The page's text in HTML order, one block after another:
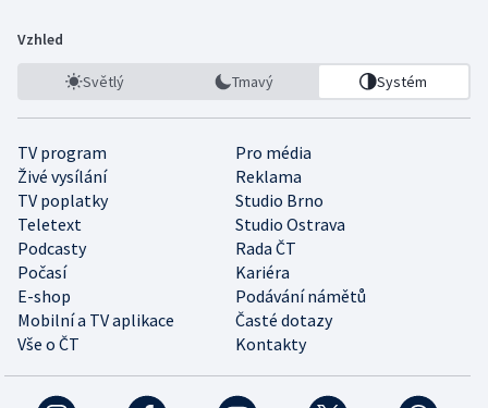
Vzhled
Světlý Tmavý Systém
TV program
Pro média
Živé vysílání
Reklama
TV poplatky
Studio Brno
Teletext
Studio Ostrava
Podcasty
Rada ČT
Počasí
Kariéra
E-shop
Podávání námětů
Mobilní a TV aplikace
Časté dotazy
Vše o ČT
Kontakty